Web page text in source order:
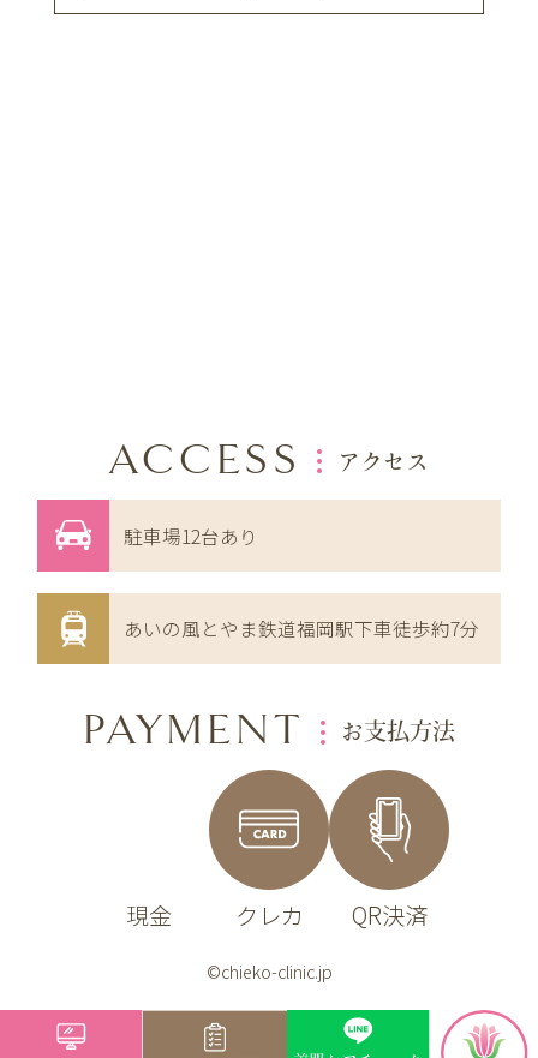
ACCESS アクセス
駐車場12台あり
あいの風とやま鉄道福岡駅下車徒歩約7分
PAYMENT お支払方法
現金 クレカ QR決済
©chieko-clinic.jp